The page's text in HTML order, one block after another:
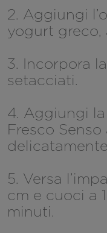
2. Aggiungi
yogurt greco,
3. Incorpora
setacciati.
4. Aggiungi
Fresco
5. Versa
cm e cuoci a
minuti.